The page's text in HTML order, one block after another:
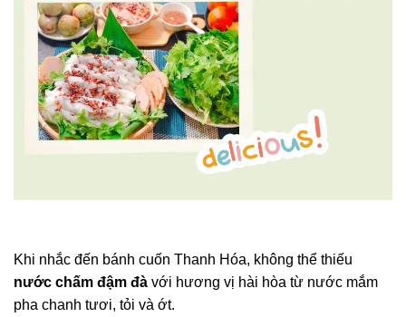
Khi nhắc đến bánh cuốn Thanh Hóa, không thể thiếu
nước chấm đậm đà với hương vị hài hòa từ nước mắm
pha chanh tươi, tỏi và ớt.